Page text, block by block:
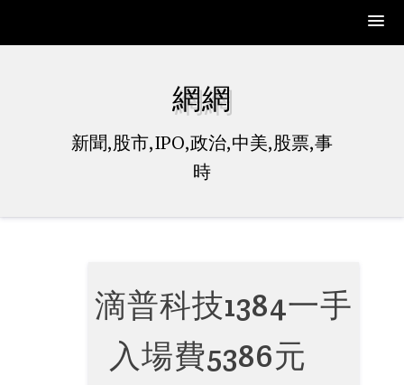
網網
新聞,股市,IPO,政治,中美,股票,事
時
滴普科技1384一手
入場費5386元